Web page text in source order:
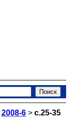
2008-6> с.25-35